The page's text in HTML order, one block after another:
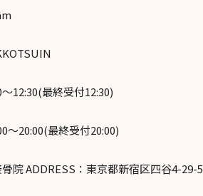
12:30(最終受付12:30)
～20:00(最終受付20:00)
院 ADDRESS：東京都新宿区四谷4-29-5